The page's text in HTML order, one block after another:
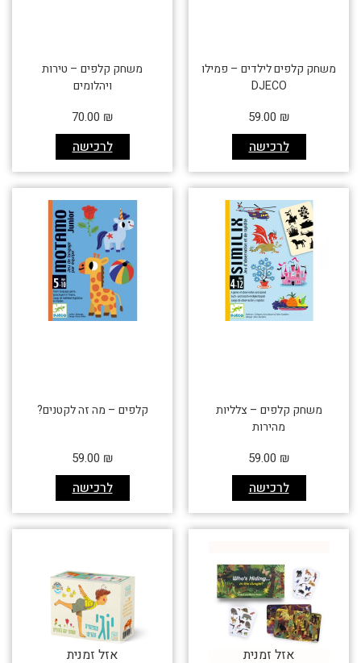
משחק קלפים לילדים – פמילו
DJECO
לרכישה
59.00 ₪
משחק קלפים – טירות
ויהלומים
לרכישה
70.00 ₪
משחק קלפים – צלליות
מהירות
לרכישה
59.00 ₪
קלפים – מה זה לקטנים?
לרכישה
59.00 ₪
אזל זמנית אזל זמנית